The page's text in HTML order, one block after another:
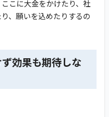
こに大金をかけたり、社
、願いを込めたりするの
効果も期待しな